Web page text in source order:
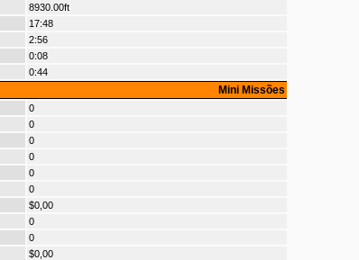
8930.00ft
17:48
2:56
0:08
0:44
Mini Missões
0
0
0
0
0
0
$0,00
0
0
$0,00